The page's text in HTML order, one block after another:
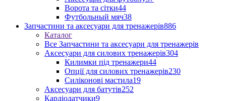
Ворота та сітки44
Футбольный мяч38
Запчастини та аксесуари для тренажерів886
Каталог
Все Запчастини та аксесуари для тренажерів
Аксесуари для силових тренажерів304
Килимки під тренажери44
Опції для силових тренажерів230
Силіконові мастила19
Аксесуари для батутів252
Кардіодатчики9